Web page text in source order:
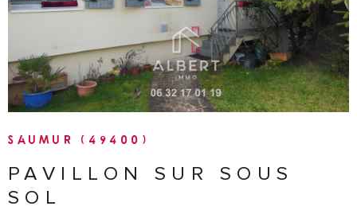
SAUMUR (49400)
PAVILLON SUR SOUS
SOL